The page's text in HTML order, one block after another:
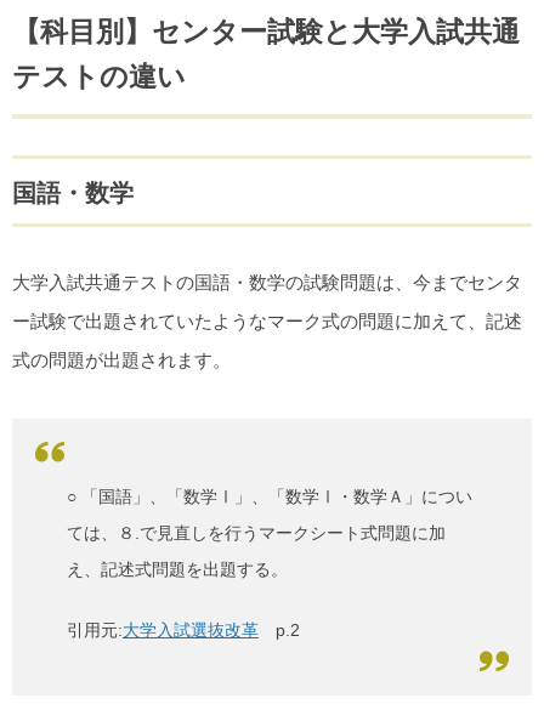
【科目別】センター試験と大学入試共通
テストの違い
国語・数学
大学入試共通テストの国語・数学の試験問題は、今までセンタ
ー試験で出題されていたようなマーク式の問題に加えて、記述
式の問題が出題されます。
○ 「国語」、「数学Ⅰ」、「数学Ⅰ・数学Ａ」につい
ては、８.で見直しを行うマークシート式問題に加
え、記述式問題を出題する。
引用元:大学入試選抜改革 p.2